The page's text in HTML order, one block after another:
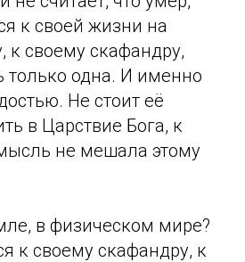
к своей жизни на
к своему скафандру,
только одна. И именно
Не стоит её
в Царствие Бога, к
не мешала этому
в физическом мире?
к своему скафандру, к